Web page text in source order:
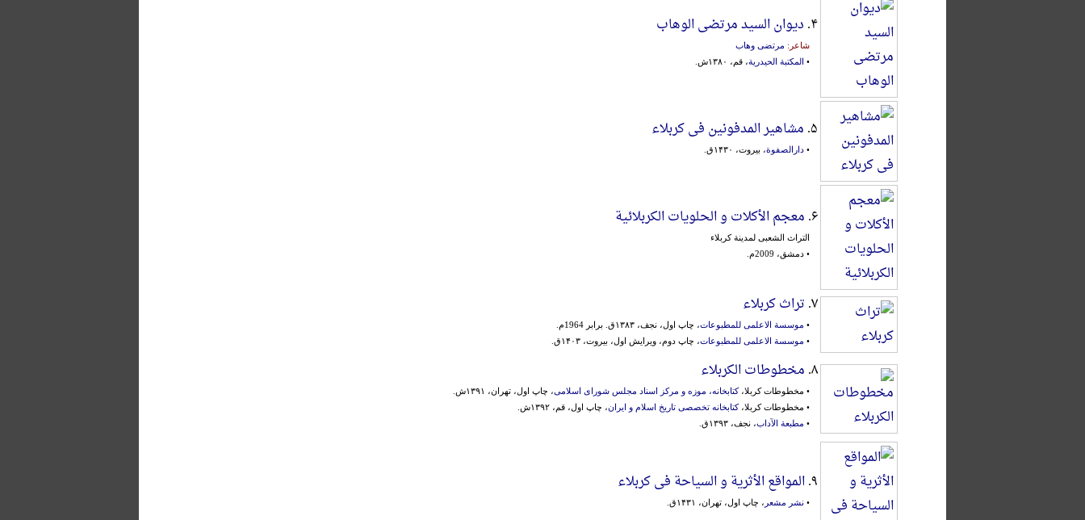
۴. دیوان السید مرتضی الوهاب
شاعر: مرتضی وهاب
• المکتبة الحیدریة، قم، ۱۳۸۰ش.
۵. مشاهیر المدفونین فی کربلاء
• دارالصفوة، بیروت، ۱۴۳۰ق.
۶. معجم الأکلات و الحلویات الکربلائیة
التراث الشعبی لمدینة کربلاء
• دمشق، 2009م.
۷. تراث کربلاء
• موسسة الاعلمی للمطبوعات، چاپ اول، نجف، ۱۳۸۳ق. برابر 1964م.
• موسسة الاعلمی للمطبوعات، چاپ دوم، ویرایش اول، بیروت، ۱۴۰۳ق.
۸. مخطوطات الکربلاء
• مخطوطات کربلا،کتابخانه، موزه و مرکز اسناد مجلس شورای اسلامی، چاپ اول، تهران، ۱۳۹۱ش.
• مخطوطات کربلا،کتابخانه تخصصی تاریخ اسلام و ایران، چاپ اول، قم، ۱۳۹۲ش.
• مطبعة الآداب، نجف، ۱۳۹۳ق.
۹. المواقع الأثریة و السیاحة فی کربلاء
• نشر مشعر ، چاپ اول، تهران، ۱۴۳۱ق.